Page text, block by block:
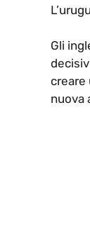
Gli
creare
nuova